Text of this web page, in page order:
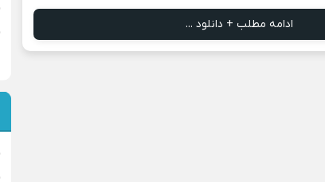
ادامه مطلب + دانلود ...